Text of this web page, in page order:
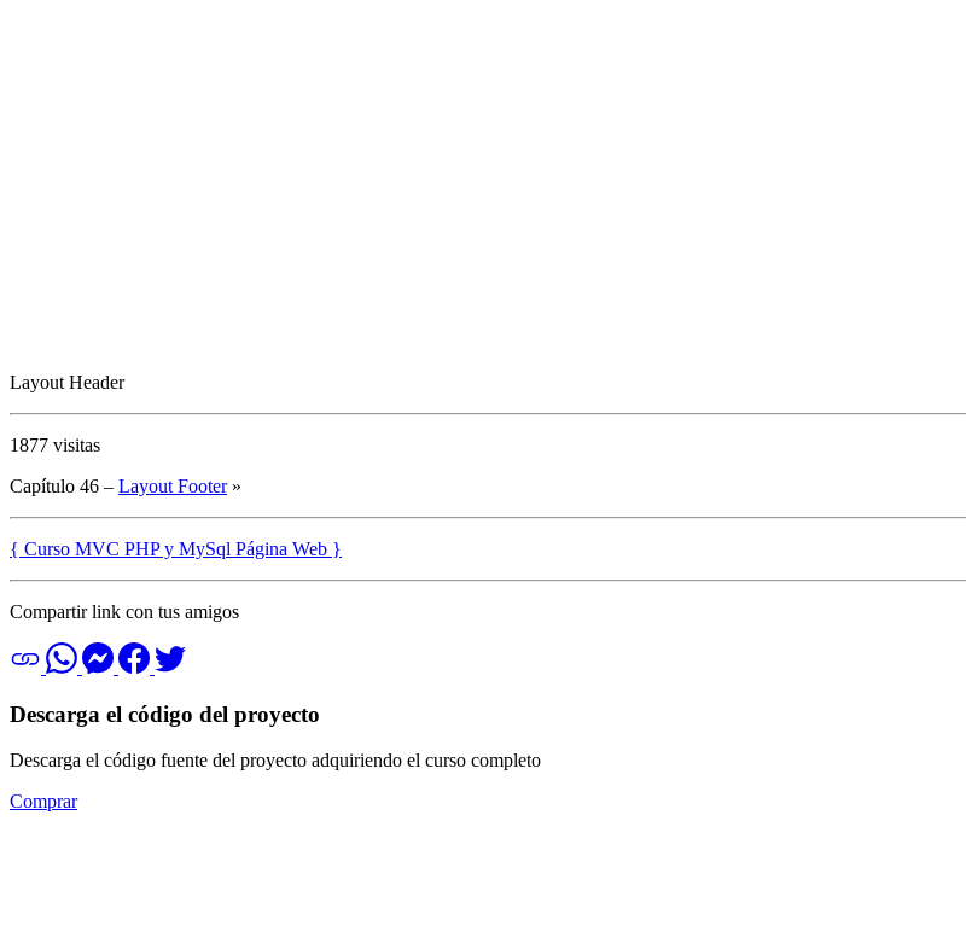
Layout Header
1877 visitas
Capítulo 46 – Layout Footer»
{ Curso MVC PHP y MySql Página Web }
Compartir link con tus amigos
Descarga el código del proyecto
Descarga el código fuente del proyecto adquiriendo el curso completo
Comprar